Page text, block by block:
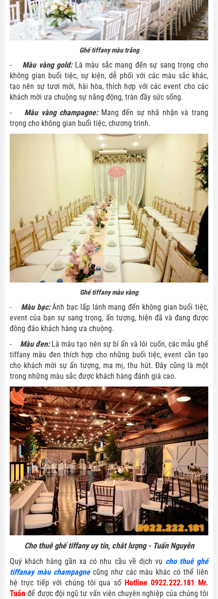
Ghế tiffany màu trắng
- Màu vàng gold:Là màu sắc mang đến sự sang trọng cho
không gian buổi tiệc, sự kiện, dễ phối với các màu sắc khác,
tạo nên sự tươi mới, hài hòa, thích hợp với các event cho các
khách mời ưa chuộng sự năng động, tràn đầy sức sống.
- Màu vàng champagne:Mang đến sự nhã nhặn và trang
trọng cho không gian buổi tiệc, chương trình.
Ghế tiffany màu vàng
- Màu bạc:Ánh bạc lấp lánh mang đến không gian buổi tiệc,
event của bạn sự sang trọng, ấn tượng, hiện đã và đang được
đông đảo khách hàng ưa chuộng.
- Màu đen:Là màu tạo nên sự bí ẩn và lôi cuốn, các mẫu ghế
tiffany màu đen thích hợp cho những buổi tiệc, event cần tạo
cho khách mời sự ấn tượng, ma mị, thu hút. Đây cũng là một
trong những màu sắc được khách hàng đánh giá cao.
Cho thuê ghế tiffany uy tín, chât lượng - Tuấn Nguyễn
Quý khách hàng gần xa có nhu cầu về dịch vụ cho thuê ghế
tiffanay màu champagnecũng như các màu khác có thể liên
hệ trực tiếp với chúng tôi qua số Hotline 0922.222.181 Mr.
Tuấn để được đội ngũ tư vấn viên chuyên nghiệp của chúng tôi